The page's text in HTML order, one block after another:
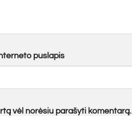
puslapis
vėl norėsiu parašyti komentarą.